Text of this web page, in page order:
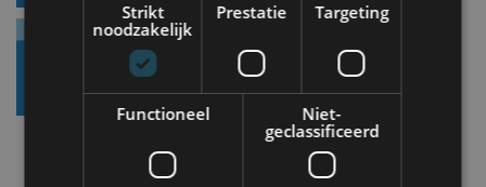
Prinsjesdag 2022: brandstofaccijns langere
periode omlaag
Meer autonieuws
Alle categorieën van AutoRAI.nl
Strikt
noodzakelijk
Prestatie Targeting
Functioneel
Niet-
geclassificeerd